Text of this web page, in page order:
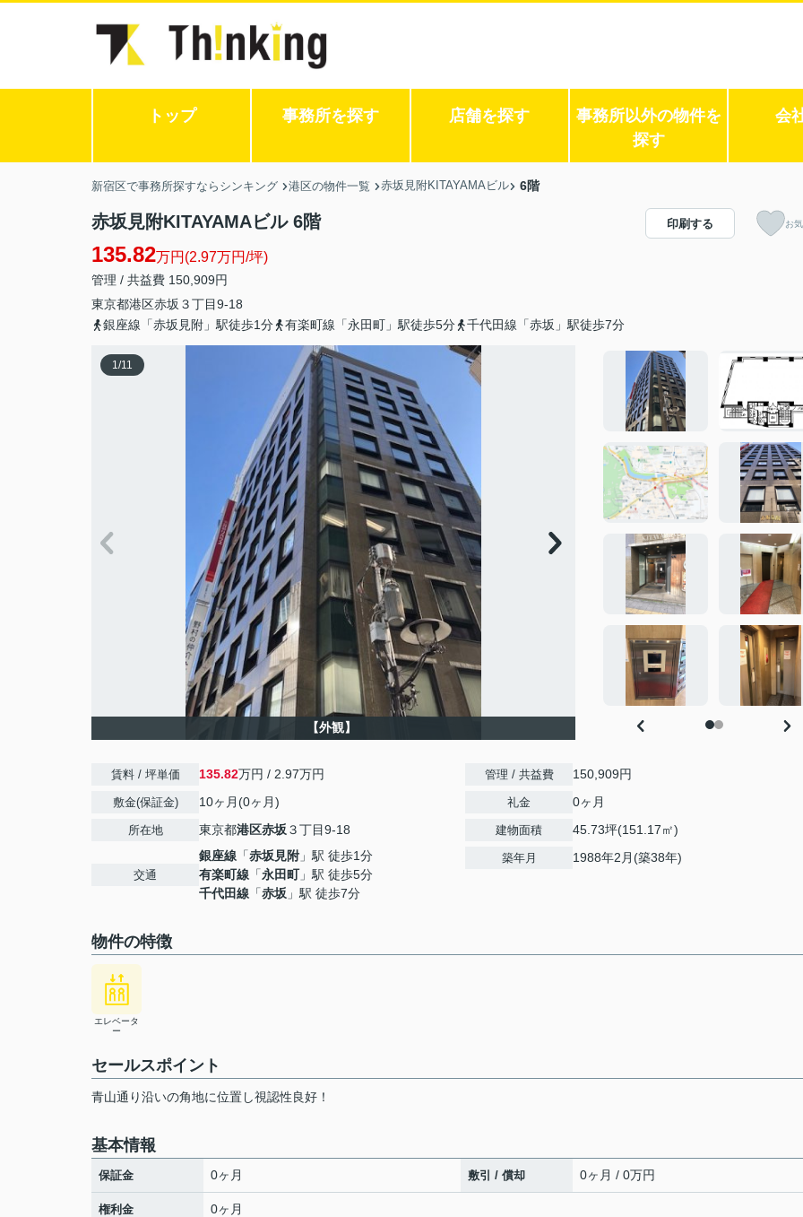
トップ 事務所を探す 店舗を探す
事務所以外の物件を
探す
会
新宿区で事務所探すならシンキング 港区の物件一覧 赤坂見附KITAYAMAビル 6階
赤坂見附KITAYAMAビル 6階
135.82万円(2.97万円/坪)
管理 / 共益費 150,909円
東京都港区赤坂 ３丁目9-18
銀座線「赤坂見附」駅徒歩1分
有楽町線「永田町」駅徒歩5分 千代田線「赤坂」駅徒歩7分
印刷する お
1/11
【外観】
賃料 / 坪単価 135.82万円 / 2.97万円
敷金(保証金) 10ヶ月(0ヶ月)
所在地 東京都港区赤坂 ３丁目9-18
交通
銀座線 「赤坂見附 」駅 徒歩1分
有楽町線 「永田町」駅 徒歩5分
千代田線 「赤坂 」駅 徒歩7分
管理 / 共益費 150,909円
礼金 0ヶ月
建物面積 45.73坪(151.17㎡)
築年月 1988年2月(築38年)
物件の特徴
エレベータ
ー
セールスポイント
青山通り沿いの角地に位置し視認性良好！
基本情報
保証金 0ヶ月 敷引 / 償却 0ヶ月 / 0万円
権利金 0ヶ月